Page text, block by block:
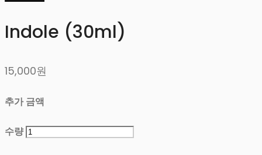
Indole (30ml)
15,000원
추가 금액
수량